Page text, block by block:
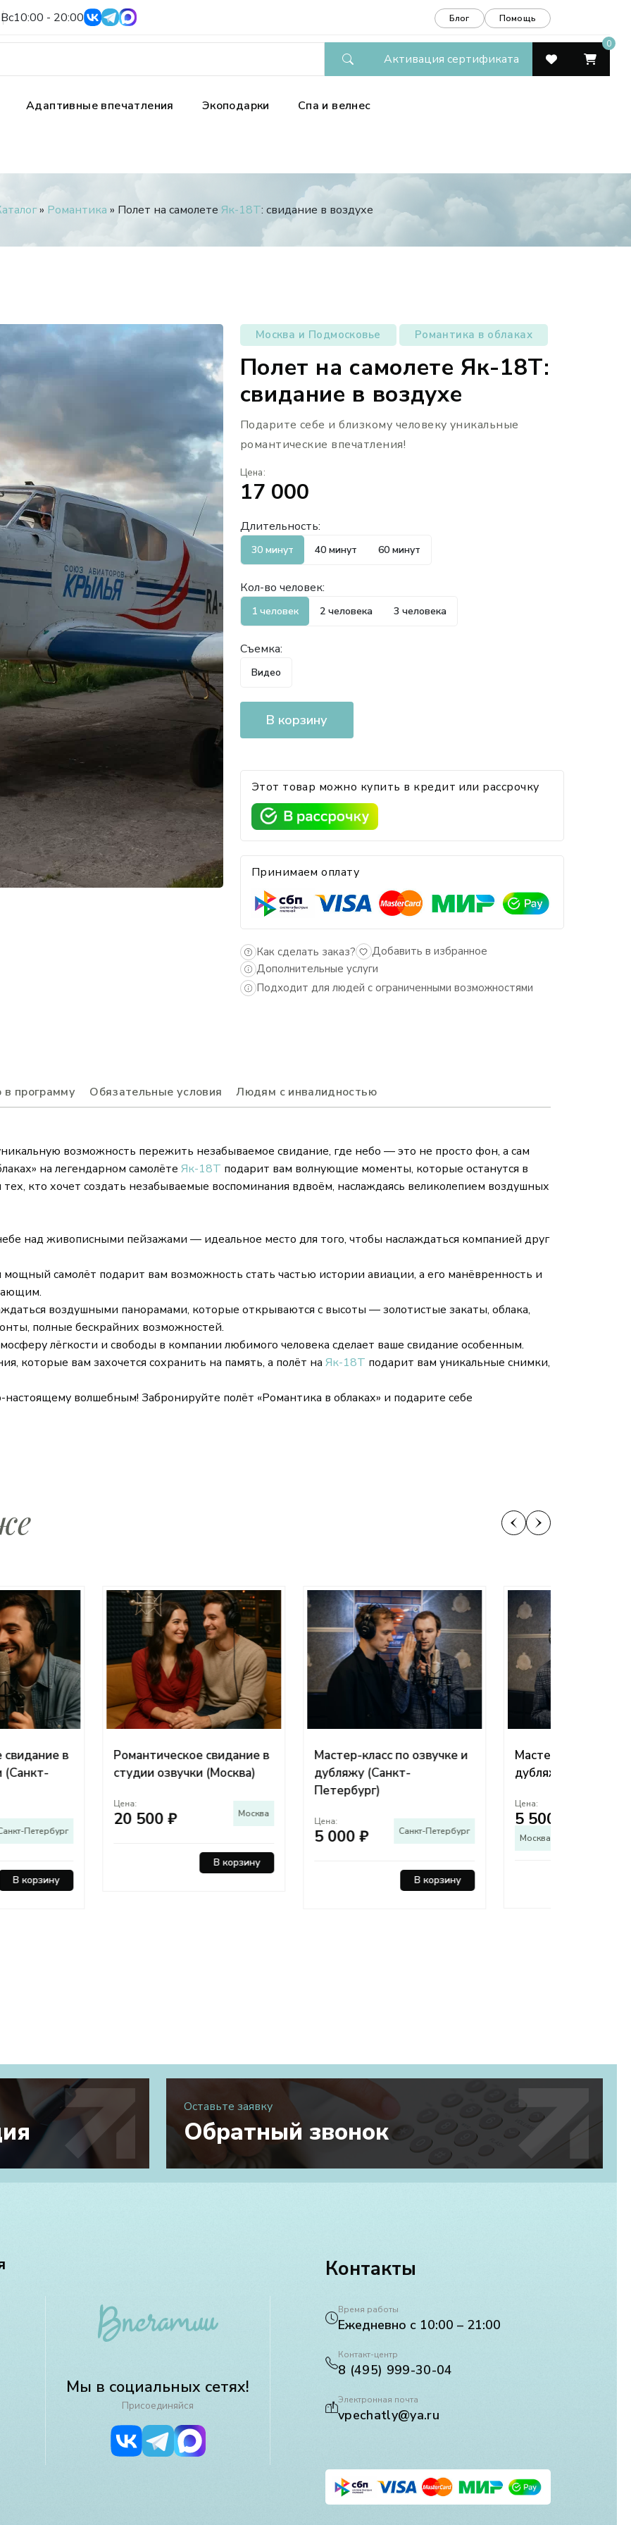
10:00 - 20:00 Блог Помощь
Активация сертификата
0
Адаптивные впечатления Экоподарки Спа и велнес
» Романтика » Полет на самолете Як-18Т: свидание в воздухе
Москва и Подмосковье Романтика в облаках
Полет на самолете Як-18Т:
свидание в воздухе
Подарите себе и близкому человеку уникальные
романтические впечатления!
Цена:
17 000
Длительность:
30 минут 40 минут 60 минут
Кол-во человек:
1 человек 2 человека 3 человека
Съемка:
Видео
В корзину
Этот товар можно купить в кредит или рассрочку
Принимаем оплату
Как сделать заказ?
Добавить в избранное
Дополнительные услуги
Подходит для людей с ограниченными возможностями
в программу Обязательные условия Людям с инвалидностью
возможность пережить незабываемое свидание, где небо — это не просто фон, а сам
на легендарном самолёте Як-18Т подарит вам волнующие моменты, которые останутся в
кто хочет создать незабываемые воспоминания вдвоём, наслаждаясь великолепием воздушных
над живописными пейзажами — идеальное место для того, чтобы наслаждаться компанией друг
самолёт подарит вам возможность стать частью истории авиации, а его манёвренность и
воздушными панорамами, которые открываются с высоты — золотистые закаты, облака,
полные бескрайних возможностей.
лёгкости и свободы в компании любимого человека сделает ваше свидание особенным.
которые вам захочется сохранить на память, а полёт на Як-18Т подарит вам уникальные снимки,
настоящему волшебным! Забронируйте полёт «Романтика в облаках» и подарите себе
свидание в
озвучки (Москва)
500 ₽ Москва
Мастер-класс по озвучке и
дубляжу (Санкт-
Санкт-Петербург
Мастер-класс по озвучке и
дубляжу — Москва
5 500 ₽
Москва и Подмосковье
Оставьте заявку
Обратный звонок
Мы в социальных сетях!
Присоединяйся
Контакты
Время работы
Ежедневно с 10:00 – 21:00
Контакт-центр
8 (495) 999-30-04
Электронная почта
vpechatly@ya.ru